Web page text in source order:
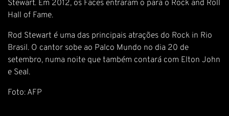
Stewart. Em 2012, os Faces entraram o para o Rock and Roll
Hall of Fame.
Rod Stewart é uma das principais atrações do Rock in Rio
Brasil. O cantor sobe ao Palco Mundo no dia 20 de
setembro, numa noite que também contará com Elton John
e Seal.
Foto: AFP